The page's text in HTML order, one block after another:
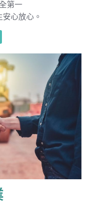
第一
心放心。